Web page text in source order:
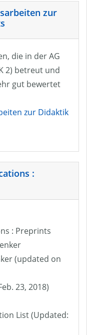
zur
die in der AG
2) betreut und
gut bewertet
zur Didaktik
:
: Preprints
(updated on
23, 2018)
List (Updated: